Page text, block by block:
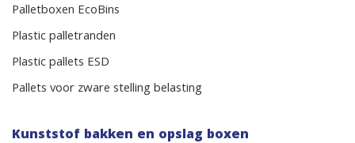
Palletboxen EcoBins
Plastic palletranden
Plastic pallets ESD
Pallets voor zware stelling belasting
Kunststof bakken en opslag boxen